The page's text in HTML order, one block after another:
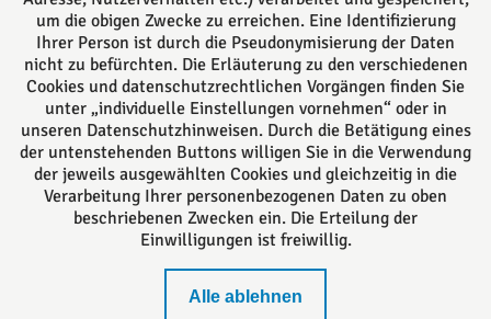
Das europäische Kanzlei-Netzwerk
um die obigen Zwecke zu erreichen. Eine Identifizierung
Ihrer Person ist durch die Pseudonymisierung der Daten
nicht zu befürchten. Die Erläuterung zu den verschiedenen
Cookies und datenschutzrechtlichen Vorgängen finden Sie
unter „individuelle Einstellungen vornehmen“ oder in
unseren Datenschutzhinweisen. Durch die Betätigung eines
der untenstehenden Buttons willigen Sie in die Verwendung
der jeweils ausgewählten Cookies und gleichzeitig in die
Verarbeitung Ihrer personenbezogenen Daten zu oben
beschriebenen Zwecken ein. Die Erteilung der
Einwilligungen ist freiwillig.
Alle ablehnen